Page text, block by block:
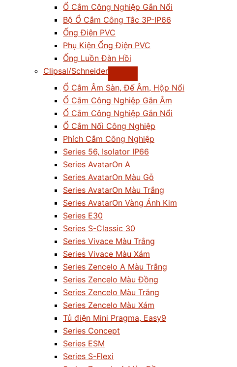
Ổ Cắm Công Nghiệp Gắn Nổi
Bộ Ổ Cắm Công Tắc 3P-IP66
Ống Điện PVC
Phụ Kiện Ống Điện PVC
Ống Luồn Đàn Hồi
Clipsal/Schneider
Ổ Cắm Âm Sàn, Đế Âm, Hộp Nổi
Ổ Cắm Công Nghiệp Gắn Âm
Ổ Cắm Công Nghiệp Gắn Nổi
Ổ Cắm Nối Công Nghiệp
Phích Cắm Công Nghiệp
Series 56, Isolator IP66
Series AvatarOn A
Series AvatarOn Màu Gỗ
Series AvatarOn Màu Trắng
Series AvatarOn Vàng Ánh Kim
Series E30
Series S-Classic 30
Series Vivace Màu Trắng
Series Vivace Màu Xám
Series Zencelo A Màu Trắng
Series Zencelo Màu Đồng
Series Zencelo Màu Trắng
Series Zencelo Màu Xám
Tủ điện Mini Pragma, Easy9
Series Concept
Series ESM
Series S-Flexi